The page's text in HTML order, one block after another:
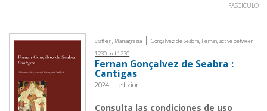
FASCÍCULO
Staffieri, Mariagrazia | Gonçalvez de Seabra, Fernan, active between
1230 and 1270
Fernan Gonçalvez de Seabra :
Cantigas
2024 - Ledizioni
Consulta las condiciones de uso